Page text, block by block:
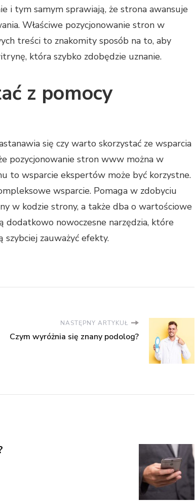
i tym samym sprawiają, że strona awansuje
Właściwe pozycjonowanie stron w
treści to znakomity sposób na to, aby
która szybko zdobędzie uznanie.
z pomocy
się czy warto skorzystać ze wsparcia
pozycjonowanie stron www można w
to wsparcie ekspertów może być korzystne.
wsparcie. Pomaga w zdobyciu
w kodzie strony, a także dba o wartościowe
dodatkowo nowoczesne narzędzia, które
zauważyć efekty.
NASTĘPNY ARTYKUŁ
Czym wyróżnia się znany podolog?